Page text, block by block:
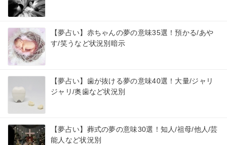
【夢占い】赤ちゃんの夢の意味35選！預かる/あや
す/笑うなど状況別暗示
【夢占い】歯が抜ける夢の意味40選！大量/ジャリ
ジャリ/奥歯など状況別
【夢占い】葬式の夢の意味30選！知人/祖母/他人/芸
能人など状況別